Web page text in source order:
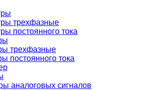
трехфазные
постоянного тока
трехфазные
постоянного тока
аналоговых сигналов